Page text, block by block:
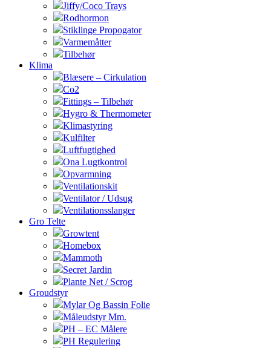
Jiffy/Coco Trays
Rodhormon
Stiklinge Propogator
Varmemåtter
Tilbehør
Klima
Blæsere – Cirkulation
Co2
Fittings – Tilbehør
Hygro & Thermometer
Klimastyring
Kulfilter
Luftfugtighed
Ona Lugtkontrol
Opvarmning
Ventilationskit
Ventilator / Udsug
Ventilationsslanger
Gro Telte
Growtent
Homebox
Mammoth
Secret Jardin
Plante Net / Scrog
Groudstyr
Mylar Og Bassin Folie
Måleudstyr Mm.
PH – EC Målere
PH Regulering